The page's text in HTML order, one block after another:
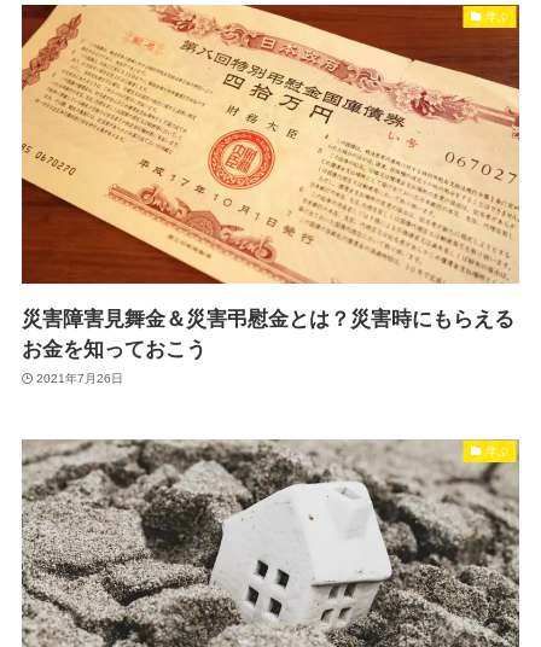
学ぶ
災害障害見舞金＆災害弔慰金とは？災害時にもらえる
お金を知っておこう
2021年7月26日
学ぶ